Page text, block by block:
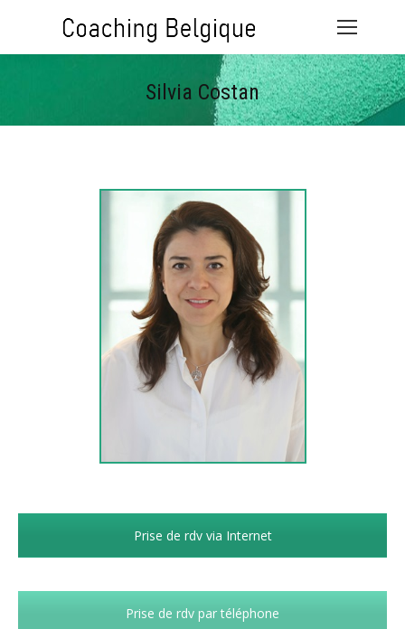
Silvia Costan
Vous êtes ici :
Prise de rdv via Internet
Prise de rdv par téléphone